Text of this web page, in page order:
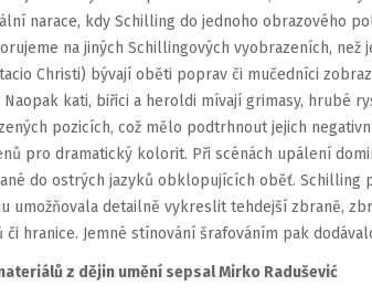
narace, kdy Schilling do jednoho obrazového
na jiných Schillingových vyobrazeních,
Christi) bývají oběti poprav či mučedníci
Naopak kati, biřici a heroldi mívají grimasy, hrubé
pozicích, což mělo podtrhnout jejich
pro dramatický kolorit. Při scénách upálení
do ostrých jazyků obklopujících oběť. Schilling
umožňovala detailně vykreslit tehdejší zbraně,
či hranice. Jemné stínování šrafováním pak
z dějin umění sepsal Mirko Radušević